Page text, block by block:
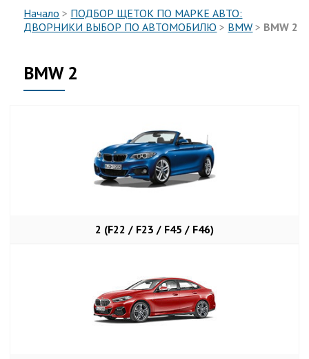
Начало > ПОДБОР ЩЕТОК ПО МАРКЕ АВТО:
ДВОРНИКИ ВЫБОР ПО АВТОМОБИЛЮ > BMW > BMW 2
BMW 2
2 (F22 / F23 / F45 / F46)